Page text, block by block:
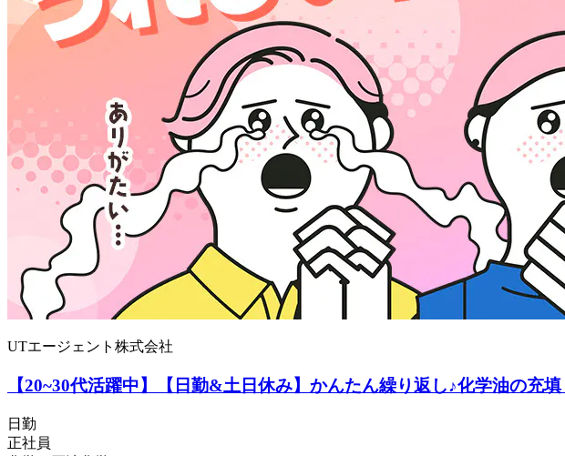
UTエージェント株式会社
【20~30代活躍中】【日勤&土日休み】かんたん繰り返し♪化学油の充
日勤
正社員